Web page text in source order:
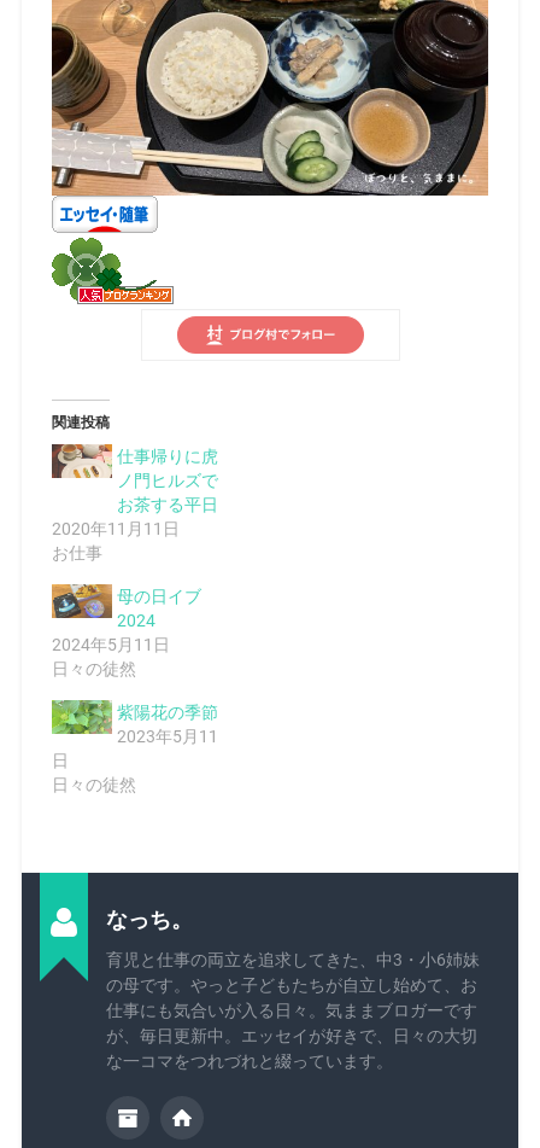
関連投稿
仕事帰りに虎
ノ門ヒルズで
お茶する平日
2020年11月11日
お仕事
母の日イブ
2024
2024年5月11日
日々の徒然
紫陽花の季節
2023年5月11
日
日々の徒然
なっち。
育児と仕事の両立を追求してきた、中3・小6姉妹
の母です。やっと子どもたちが自立し始めて、お
仕事にも気合いが入る日々。気ままブロガーです
が、毎日更新中。エッセイが好きで、日々の大切
な一コマをつれづれと綴っています。